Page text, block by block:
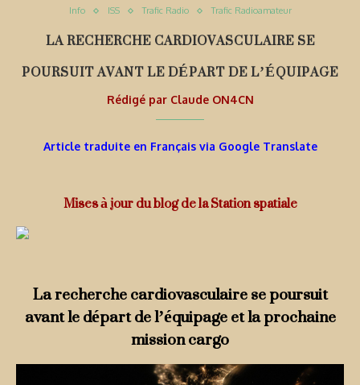
Info ISS Trafic Radio Trafic Radioamateur
LA RECHERCHE CARDIOVASCULAIRE SE
POURSUIT AVANT LE DÉPART DE L’ÉQUIPAGE
Rédigé par Claude ON4CN
Article traduite en Français via Google Translate
Mises à jour du blog de la Station spatiale
La recherche cardiovasculaire se poursuit
avant le départ de l’équipage et la prochaine
mission cargo